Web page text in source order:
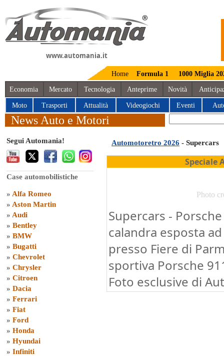
www.automania.it
Home Formula 1 1000 Miglia
Economia Mercato Tecnologia Anteprime Novità
Moto Trasporti Attualità Videogiochi Eventi
News Auto e Motori
Segui Automania!
Case automobilistiche
» Alfa Romeo
» Aston Martin
» Audi
» Bentley
» BMW
» Bugatti
» Chevrolet
» Chrysler
» Citroen
» Dacia
» Ferrari
» Fiat
» Ford
» Honda
» Hyundai
» Infiniti
Automotoretro 2026 - Supercars
Speciale
Photo
Supercars -
calandra esposta
presso Fiere di
sportiva Porsche
Foto esclusive di